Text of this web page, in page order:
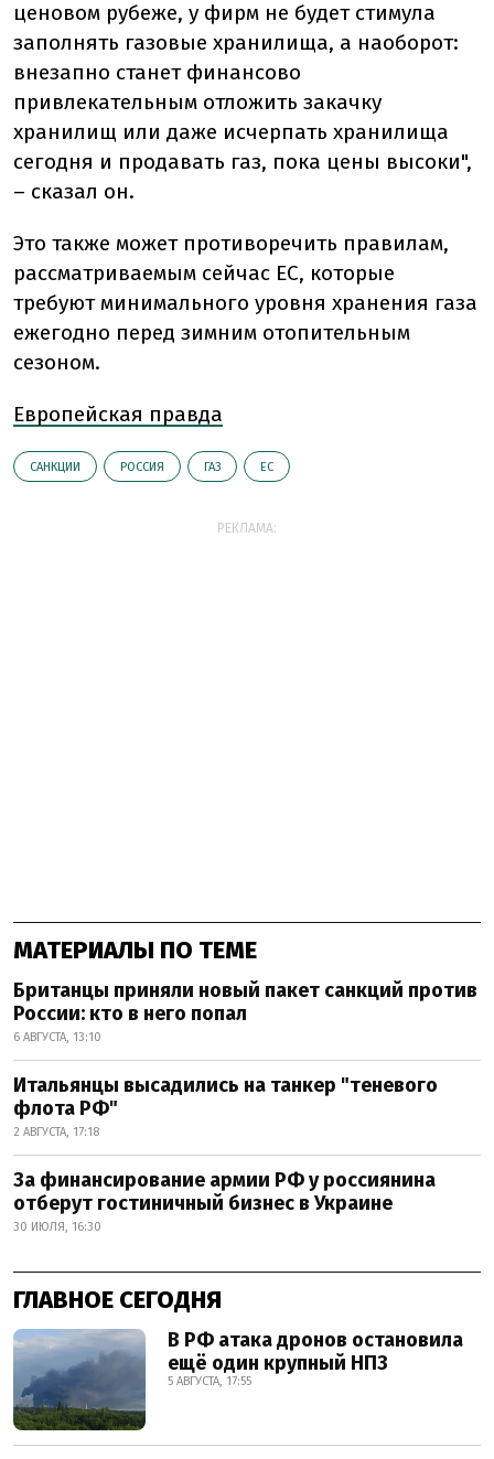
ценовом рубеже, у фирм не будет стимула
заполнять газовые хранилища, а наоборот:
внезапно станет финансово
привлекательным отложить закачку
хранилищ или даже исчерпать хранилища
сегодня и продавать газ, пока цены высоки",
– сказал он.
Это также может противоречить правилам,
рассматриваемым сейчас ЕС, которые
требуют минимального уровня хранения газа
ежегодно перед зимним отопительным
сезоном.
Европейская правда
САНКЦИИ РОССИЯ ГАЗ ЕС
РЕКЛАМА:
МАТЕРИАЛЫ ПО ТЕМЕ
Британцы приняли новый пакет санкций против
России: кто в него попал
6 АВГУСТА, 13:10
Итальянцы высадились на танкер "теневого
флота РФ"
2 АВГУСТА, 17:18
За финансирование армии РФ у россиянина
отберут гостиничный бизнес в Украине
30 ИЮЛЯ, 16:30
ГЛАВНОЕ СЕГОДНЯ
В РФ атака дронов остановила
ещё один крупный НПЗ
5 АВГУСТА, 17:55